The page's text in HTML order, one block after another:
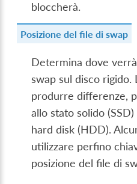
bloccherà.
Posizione del file di swap
Determina dove
swap sul disco rigido.
produrre differenze,
allo stato solido
hard disk (HDD).
utilizzare perfino
posizione del file di